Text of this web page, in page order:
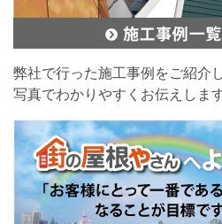
弊社で行った施工事例をご紹介
写真でわかりやすくお伝えします